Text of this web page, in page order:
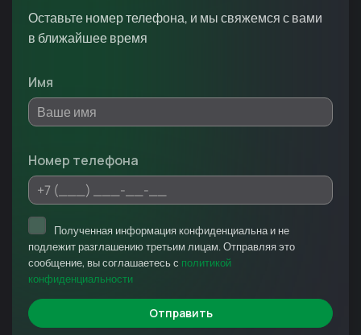
Оставьте номер телефона, и мы свяжемся с вами
в ближайшее время
Имя
Номер телефона
Отправить
Полученная информация конфиденциальна и не
подлежит разглашению третьим лицам. Отправляя это
сообщение, вы соглашаетесь с политикой
конфиденциальности